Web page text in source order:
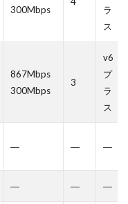
300Mbps
ラ
ス
867Mbps
300Mbps
3
v6
プ
ラ
ス
― ― ―
― ― ―